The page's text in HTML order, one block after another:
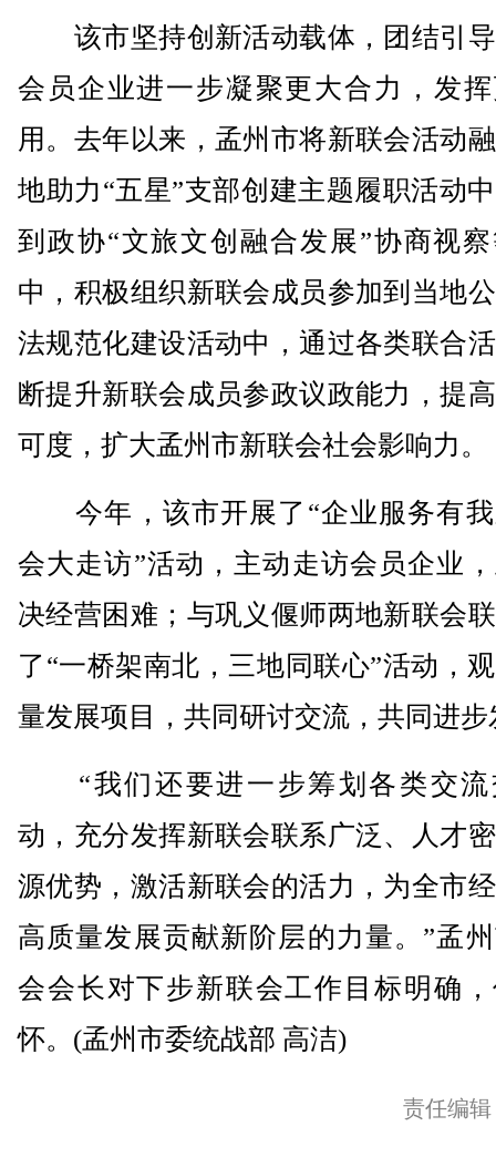
该市坚持创新活动载体，团结引
会员企业进一步凝聚更大合力，发
用。去年以来，孟州市将新联会活动
地助力“五星”支部创建主题履职活动
到政协“文旅文创融合发展”协商视
中，积极组织新联会成员参加到当地
法规范化建设活动中，通过各类联合
断提升新联会成员参政议政能力，提
可度，扩大孟州市新联会社会影响力。
今年，该市开展了“企业服务有我
会大走访”活动，主动走访会员企业
决经营困难；与巩义偃师两地新联会
了“一桥架南北，三地同联心”活动，
量发展项目，共同研讨交流，共同进步
“我们还要进一步筹划各类交流
动，充分发挥新联会联系广泛、人才
源优势，激活新联会的活力，为全市
高质量发展贡献新阶层的力量。”孟
会会长对下步新联会工作目标明确
怀。(孟州市委统战部 高洁)
责任编